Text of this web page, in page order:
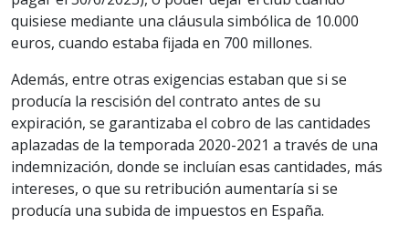
quisiese mediante una cláusula simbólica de 10.000
euros, cuando estaba fijada en 700 millones.
Además, entre otras exigencias estaban que si se
producía la rescisión del contrato antes de su
expiración, se garantizaba el cobro de las cantidades
aplazadas de la temporada 2020-2021 a través de una
indemnización, donde se incluían esas cantidades, más
intereses, o que su retribución aumentaría si se
producía una subida de impuestos en España.